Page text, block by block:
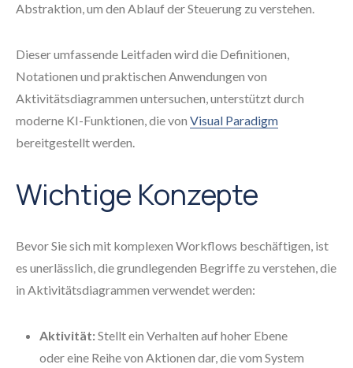
Abstraktion, um den Ablauf der Steuerung zu verstehen.
Dieser umfassende Leitfaden wird die Definitionen,
Notationen und praktischen Anwendungen von
Aktivitätsdiagrammen untersuchen, unterstützt durch
moderne KI-Funktionen, die von Visual Paradigm
bereitgestellt werden.
Wichtige Konzepte
Bevor Sie sich mit komplexen Workflows beschäftigen, ist
es unerlässlich, die grundlegenden Begriffe zu verstehen, die
in Aktivitätsdiagrammen verwendet werden:
Aktivität:Stellt ein Verhalten auf hoher Ebene
oder eine Reihe von Aktionen dar, die vom System